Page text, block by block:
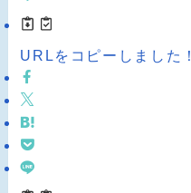
URLをコピーしました！